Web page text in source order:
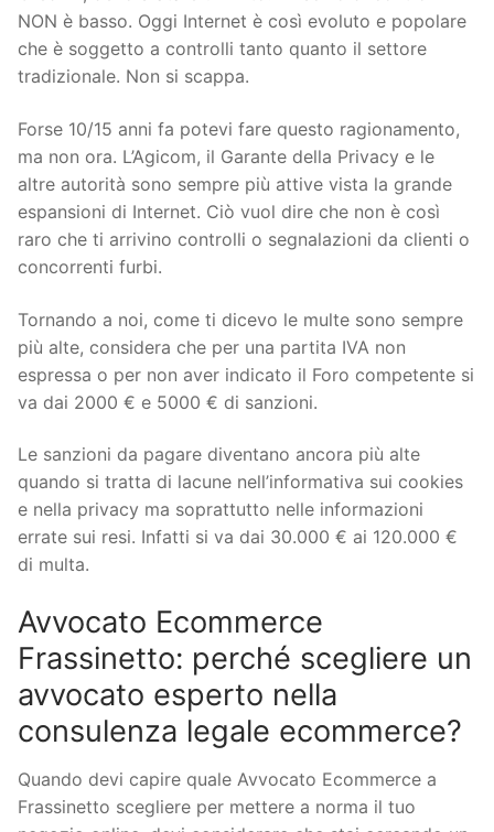
NON è basso. Oggi Internet è così evoluto e popolare
che è soggetto a controlli tanto quanto il settore
tradizionale. Non si scappa.
Forse 10/15 anni fa potevi fare questo ragionamento,
ma non ora. L’Agicom, il Garante della Privacy e le
altre autorità sono sempre più attive vista la grande
espansioni di Internet. Ciò vuol dire che non è così
raro che ti arrivino controlli o segnalazioni da clienti o
concorrenti furbi.
Tornando a noi, come ti dicevo le multe sono sempre
più alte, considera che per una partita IVA non
espressa o per non aver indicato il Foro competente si
va dai 2000 € e 5000 € di sanzioni.
Le sanzioni da pagare diventano ancora più alte
quando si tratta di lacune nell’informativa sui cookies
e nella privacy ma soprattutto nelle informazioni
errate sui resi. Infatti si va dai 30.000 € ai 120.000 €
di multa.
Avvocato Ecommerce
Frassinetto: perché scegliere un
avvocato esperto nella
consulenza legale ecommerce?
Quando devi capire quale Avvocato Ecommerce a
Frassinetto scegliere per mettere a norma il tuo